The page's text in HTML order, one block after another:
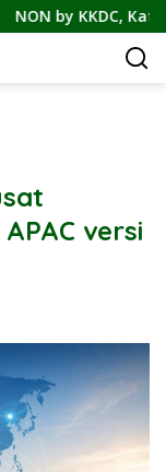
Kafe Bergaya
versi